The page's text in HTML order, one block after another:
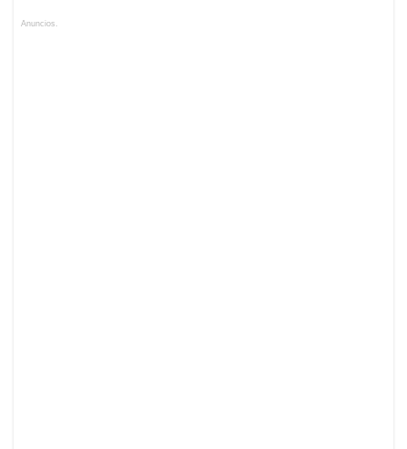
Anuncios.